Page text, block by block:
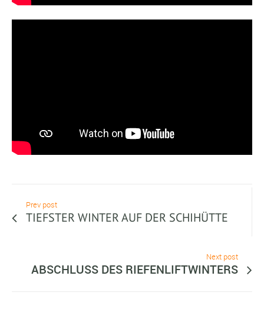
Prev post
TIEFSTER WINTER AUF DER SCHIHÜTTE
Next post
ABSCHLUSS DES RIEFENLIFTWINTERS